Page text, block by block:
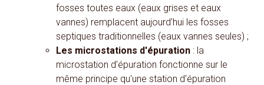
fosses toutes eaux (eaux grises et eaux
vannes) remplacent aujourd’hui les fosses
septiques traditionnelles (eaux vannes seules) ;
Les microstations d'épuration : la
microstation d’épuration fonctionne sur le
même principe qu'une station d'épuration